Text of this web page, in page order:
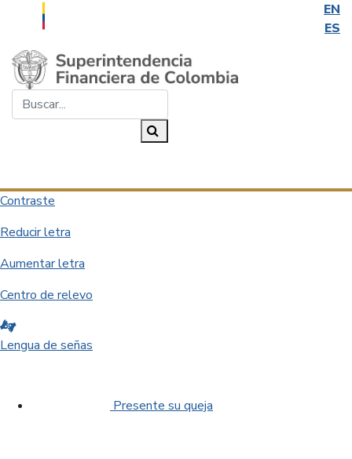
EN
ES
Saltar al contenido principal
Contraste
Reducir letra
Aumentar letra
Centro de relevo
Lengua de señas
Presente su queja